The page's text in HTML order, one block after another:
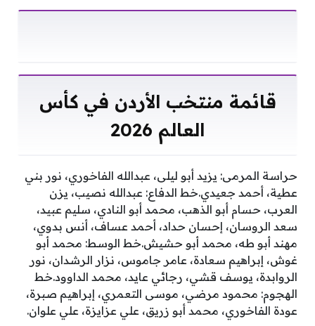
قائمة منتخب الأردن في كأس
العالم 2026
حراسة المرمى: يزيد أبو ليلى، عبدالله الفاخوري، نور بني
عطية، أحمد جعيدي.خط الدفاع: عبدالله نصيب، يزن
العرب، حسام أبو الذهب، محمد أبو النادي، سليم عبيد،
سعد الروسان، إحسان حداد، أحمد عساف، أنس بدوي،
مهند أبو طه، محمد أبو حشيش.خط الوسط: محمد أبو
غوش، إبراهيم سعادة، عامر جاموس، نزار الرشدان، نور
الروابدة، يوسف قشي، رجائي عايد، محمد الداوود.خط
الهجوم: محمود مرضي، موسى التعمري، إبراهيم صبرة،
عودة الفاخوري، محمد أبو زريق، علي عزايزة، علي علوان.